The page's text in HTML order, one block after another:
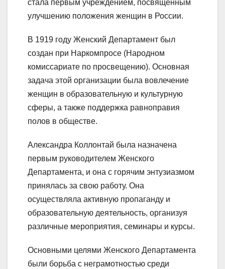
стала первым учреждением, посвященным
улучшению положения женщин в России.
В 1919 году Женский Департамент был
создан при Наркомпросе (Народном
комиссариате по просвещению). Основная
задача этой организации была вовлечение
женщин в образовательную и культурную
сферы, а также поддержка равноправия
полов в обществе.
Александра Коллонтай была назначена
первым руководителем Женского
Департамента, и она с горячим энтузиазмом
принялась за свою работу. Она
осуществляла активную пропаганду и
образовательную деятельность, организуя
различные мероприятия, семинары и курсы.
Основными целями Женского Департамента
были борьба с неграмотностью среди